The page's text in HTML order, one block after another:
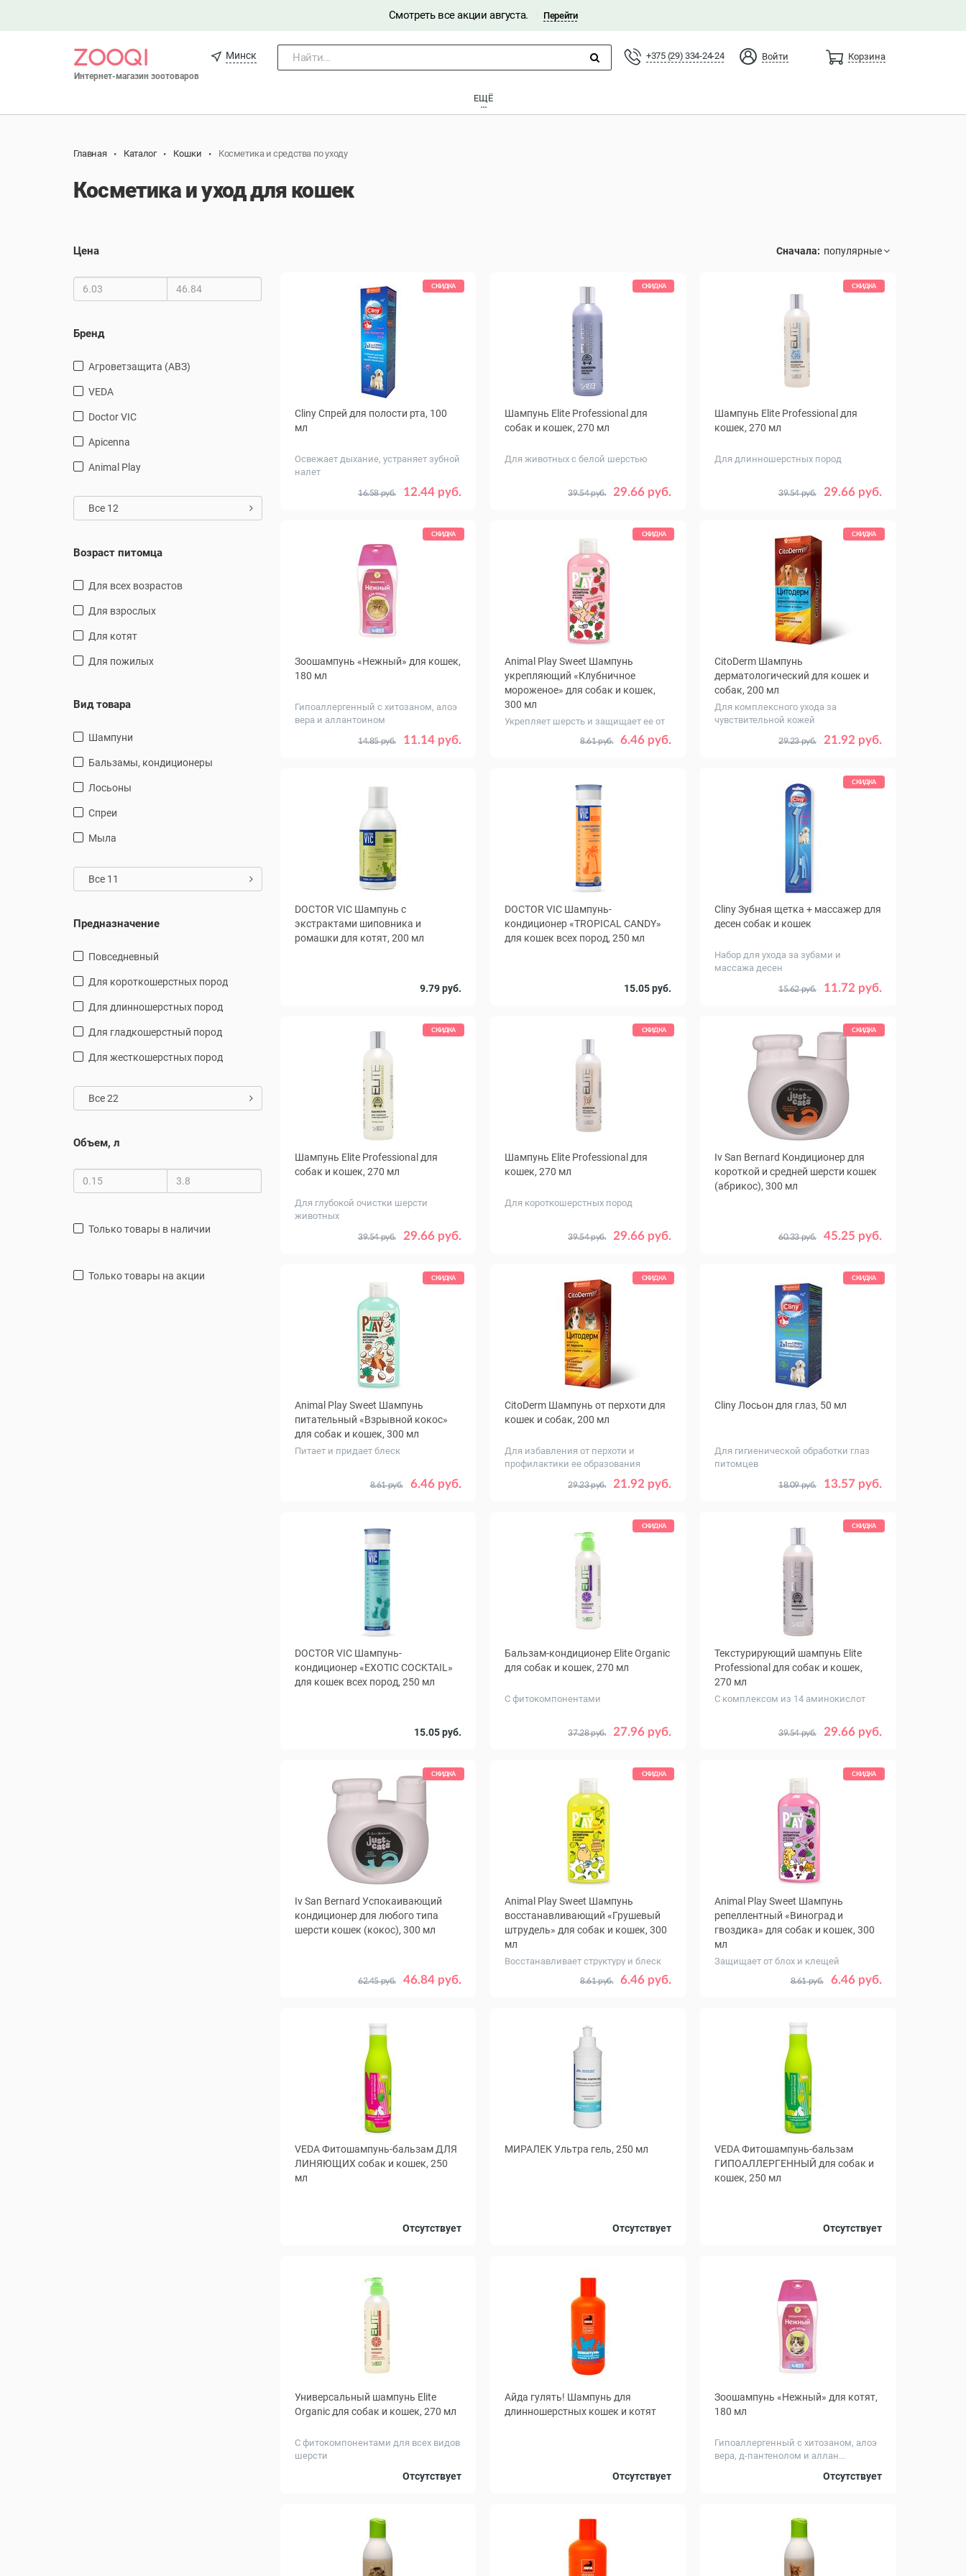
Смотреть все акции августа. Перейти
Интернет-магазин зоотоваров
Минск Найти... +375 (29) 334-24-24 Войти Корзина
ЕЩЁ
Главная Каталог Кошки Косметика и средства по уходу
Косметика и уход для кошек
Цена
Бренд
Агроветзащита (АВЗ)
VEDA
Doctor VIC
Apicenna
Animal Play
Все 12
Возраст питомца
для всех возрастов
для взрослых
для котят
для пожилых
Вид товара
шампуни
бальзамы, кондиционеры
Лосьоны
спреи
Мыла
Все 11
Предназначение
повседневный
для короткошерстных пород
для длинношерстных пород
для гладкошерстный пород
для жесткошерстных пород
Все 22
Объем, л
только товары в наличии
только товары на акции
Сначала:
СКИДКА
Cliny Спрей для полости рта, 100
мл
Освежает дыхание, устраняет зубной
налет
12.44 руб.
16.58 руб.
СКИДКА
Шампунь Elite Professional для
собак и кошек, 270 мл
Для животных с белой шерстью
29.66 руб.
39.54 руб.
СКИДКА
Шампунь Elite Professional для
кошек, 270 мл
Для длинношерстных пород
29.66 руб.
39.54 руб.
СКИДКА
Зоошампунь «Нежный» для кошек,
180 мл
Гипоаллергенный с хитозаном, алоэ
вера и аллантоином
11.14 руб.
14.85 руб.
СКИДКА
Animal Play Sweet Шампунь
укрепляющий «Клубничное
мороженое» для собак и кошек,
300 мл
Укрепляет шерсть и защищает ее от
6.46 руб.
8.61 руб.
СКИДКА
CitoDerm Шампунь
дерматологический для кошек и
собак, 200 мл
Для комплексного ухода за
чувствительной кожей
21.92 руб.
29.23 руб.
DOCTOR VIC Шампунь с
экстрактами шиповника и
ромашки для котят, 200 мл
9.79 руб.
DOCTOR VIC Шампунь-
кондиционер «TROPICAL CANDY»
для кошек всех пород, 250 мл
15.05 руб.
СКИДКА
Cliny Зубная щетка + массажер для
десен собак и кошек
Набор для ухода за зубами и
массажа десен
11.72 руб.
15.62 руб.
СКИДКА
Шампунь Elite Professional для
собак и кошек, 270 мл
Для глубокой очистки шерсти
животных
29.66 руб.
39.54 руб.
СКИДКА
Шампунь Elite Professional для
кошек, 270 мл
Для короткошерстных пород
29.66 руб.
39.54 руб.
СКИДКА
Iv San Bernard Кондиционер для
короткой и средней шерсти кошек
(абрикос), 300 мл
45.25 руб.
60.33 руб.
СКИДКА
Animal Play Sweet Шампунь
питательный «Взрывной кокос»
для собак и кошек, 300 мл
Питает и придает блеск
6.46 руб.
8.61 руб.
СКИДКА
CitoDerm Шампунь от перхоти для
кошек и собак, 200 мл
Для избавления от перхоти и
профилактики ее образования
21.92 руб.
29.23 руб.
СКИДКА
Cliny Лосьон для глаз, 50 мл
Для гигиенической обработки глаз
питомцев
13.57 руб.
18.09 руб.
DOCTOR VIC Шампунь-
кондиционер «EXOTIC COCKTAIL»
для кошек всех пород, 250 мл
15.05 руб.
СКИДКА
Бальзам-кондиционер Elite Organic
для собак и кошек, 270 мл
С фитокомпонентами
27.96 руб.
37.28 руб.
СКИДКА
Текстурирующий шампунь Elite
Professional для собак и кошек,
270 мл
С комплексом из 14 аминокислот
29.66 руб.
39.54 руб.
СКИДКА
Iv San Bernard Успокаивающий
кондиционер для любого типа
шерсти кошек (кокос), 300 мл
46.84 руб.
62.45 руб.
СКИДКА
Animal Play Sweet Шампунь
восстанавливающий «Грушевый
штрудель» для собак и кошек, 300
мл
Восстанавливает структуру и блеск
6.46 руб.
8.61 руб.
СКИДКА
Animal Play Sweet Шампунь
репеллентный «Виноград и
гвоздика» для собак и кошек, 300
мл
Защищает от блох и клещей
6.46 руб.
8.61 руб.
VEDA Фитошампунь-бальзам ДЛЯ
ЛИНЯЮЩИХ собак и кошек, 250
мл
Отсутствует
МИРАЛЕК Ультра гель, 250 мл
Отсутствует
VEDA Фитошампунь-бальзам
ГИПОАЛЛЕРГЕННЫЙ для собак и
кошек, 250 мл
Отсутствует
Универсальный шампунь Elite
Organic для собак и кошек, 270 мл
С фитокомпонентами для всех видов
шерсти
Отсутствует
Айда гулять! Шампунь для
длинношерстных кошек и котят
Отсутствует
300
Зоошампунь «Нежный» для котят,
180 мл
Гипоаллергенный с хитозаном, алоэ
вера, д-пантенолом и аллан...
Отсутствует